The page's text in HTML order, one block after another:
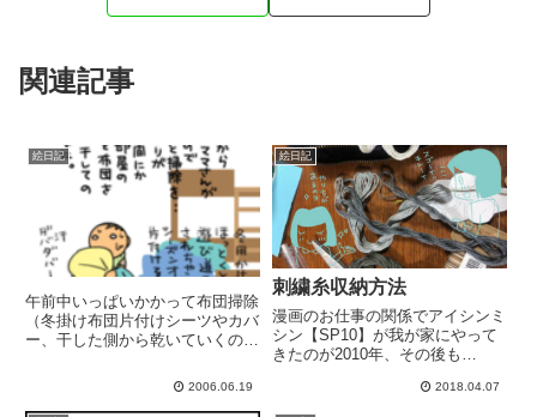
関連記事
絵日記
午前中いっぱいかかって布団掃除
（冬掛け布団片付けシーツやカバ
ー、干した側から乾いていくのが
じゃないかと心配で夫にメールし
た。なってなかった。よかった。
2006.06.19
絵日記
刺繍糸収納方法
漫画のお仕事の関係でアイシンミ
シン【SP10】が我が家にやって
きたのが2010年、その後も
【OEKAKI50】を体験させてもら
いました。ミシンと距離の近い日
2018.04.07